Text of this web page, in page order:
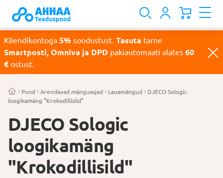
Kliendikontoga 5% soodustust. Tasuta tarne
Smartposti, Omniva ja DPD pakiautomaati alates 60
€ ostust.
Pood Arendavad mänguasjad Lauamängud
DJECO Sologic
loogikamäng “Krokodillisild”
DJECO Sologic
loogikamäng
"Krokodillisild"